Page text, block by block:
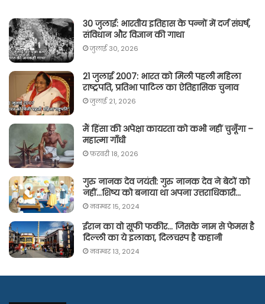
30 जुलाई: भारतीय इतिहास के पन्नों में दर्ज संघर्ष,
संविधान और विज्ञान की गाथा
जुलाई 30, 2026
21 जुलाई 2007: भारत को मिली पहली महिला
राष्ट्रपति, प्रतिभा पाटिल का ऐतिहासिक चुनाव
जुलाई 21, 2026
मैं हिंसा की अपेक्षा कायरता को कभी नहीं चुनूँगा –
महात्मा गाँधी
फ़रवरी 18, 2026
गुरु नानक देव जयंती: गुरु नानक देव ने बेटों को
नहीं…शिष्य को बनाया था अपना उत्तराधिकारी…
नवम्बर 15, 2024
ईरान का वो सूफी फकीर… जिसके नाम से फेमस है
दिल्ली का ये इलाका, दिलचस्प है कहानी
नवम्बर 13, 2024